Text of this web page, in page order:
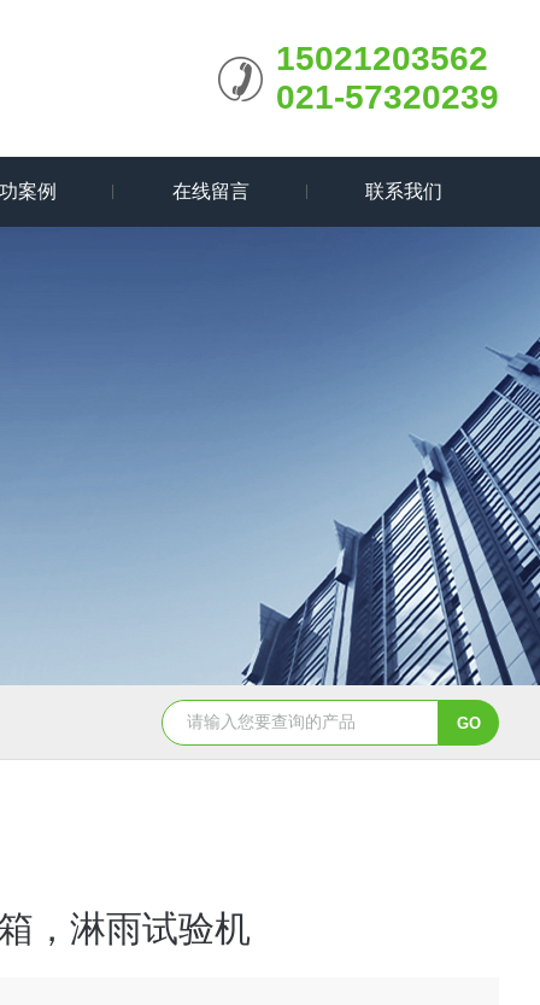
15021203562
021-57320239
案例 在线留言 联系我们
JY-K-48T小型恒温恒湿试验箱半导体行业专用 JY-K-
，淋雨试验机